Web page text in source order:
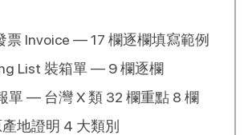
票 Invoice — 17 欄逐欄填寫範例
List 裝箱單 — 9 欄逐欄
單 — 台灣 X 類 32 欄重點 8 欄
地證明 4 大類別